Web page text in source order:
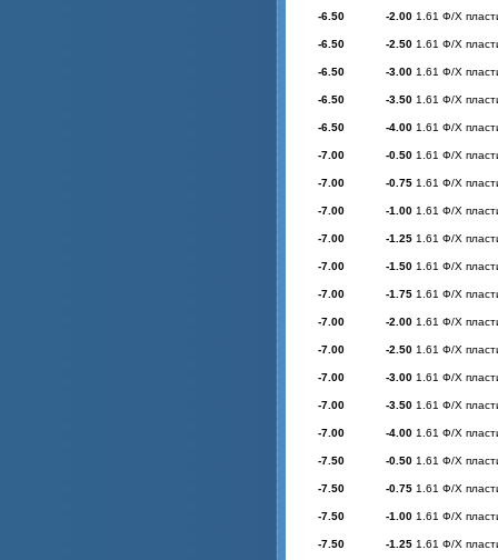
-6.50 -2.00 1.61 Ф/Х
-6.50 -2.50 1.61 Ф/Х
-6.50 -3.00 1.61 Ф/Х
-6.50 -3.50 1.61 Ф/Х
-6.50 -4.00 1.61 Ф/Х
-7.00 -0.50 1.61 Ф/Х
-7.00 -0.75 1.61 Ф/Х
-7.00 -1.00 1.61 Ф/Х
-7.00 -1.25 1.61 Ф/Х
-7.00 -1.50 1.61 Ф/Х
-7.00 -1.75 1.61 Ф/Х
-7.00 -2.00 1.61 Ф/Х
-7.00 -2.50 1.61 Ф/Х
-7.00 -3.00 1.61 Ф/Х
-7.00 -3.50 1.61 Ф/Х
-7.00 -4.00 1.61 Ф/Х
-7.50 -0.50 1.61 Ф/Х
-7.50 -0.75 1.61 Ф/Х
-7.50 -1.00 1.61 Ф/Х
-7.50 -1.25 1.61 Ф/Х